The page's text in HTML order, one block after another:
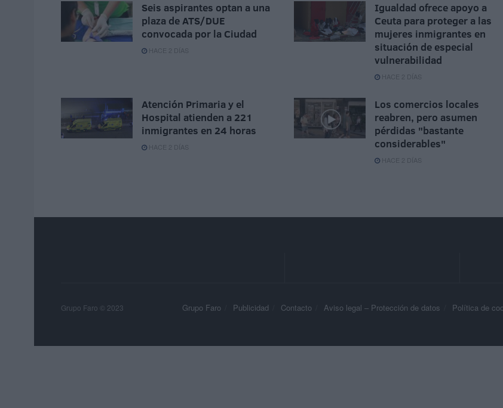
Seis aspirantes optan a una
plaza de ATS/DUE
convocada por la Ciudad
HACE 2 DÍAS
Igualdad ofrece apoyo a
Ceuta para proteger a las
mujeres inmigrantes en
situación de especial
vulnerabilidad
HACE 2 DÍAS
Atención Primaria y el
Hospital atienden a 221
inmigrantes en 24 horas
HACE 2 DÍAS
Los comercios locales
reabren, pero asumen
pérdidas "bastante
considerables"
HACE 2 DÍAS
Grupo Faro Publicidad Contacto Aviso legal – Protección de datos Política de
Grupo Faro © 2023